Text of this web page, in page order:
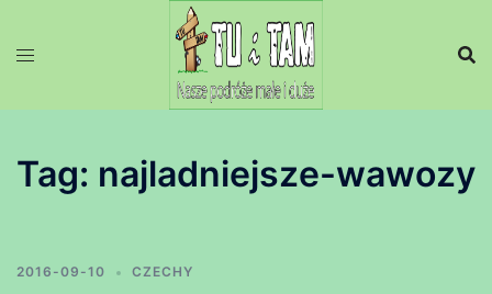
Tag: najladniejsze-wawozy
2016-09-10 CZECHY